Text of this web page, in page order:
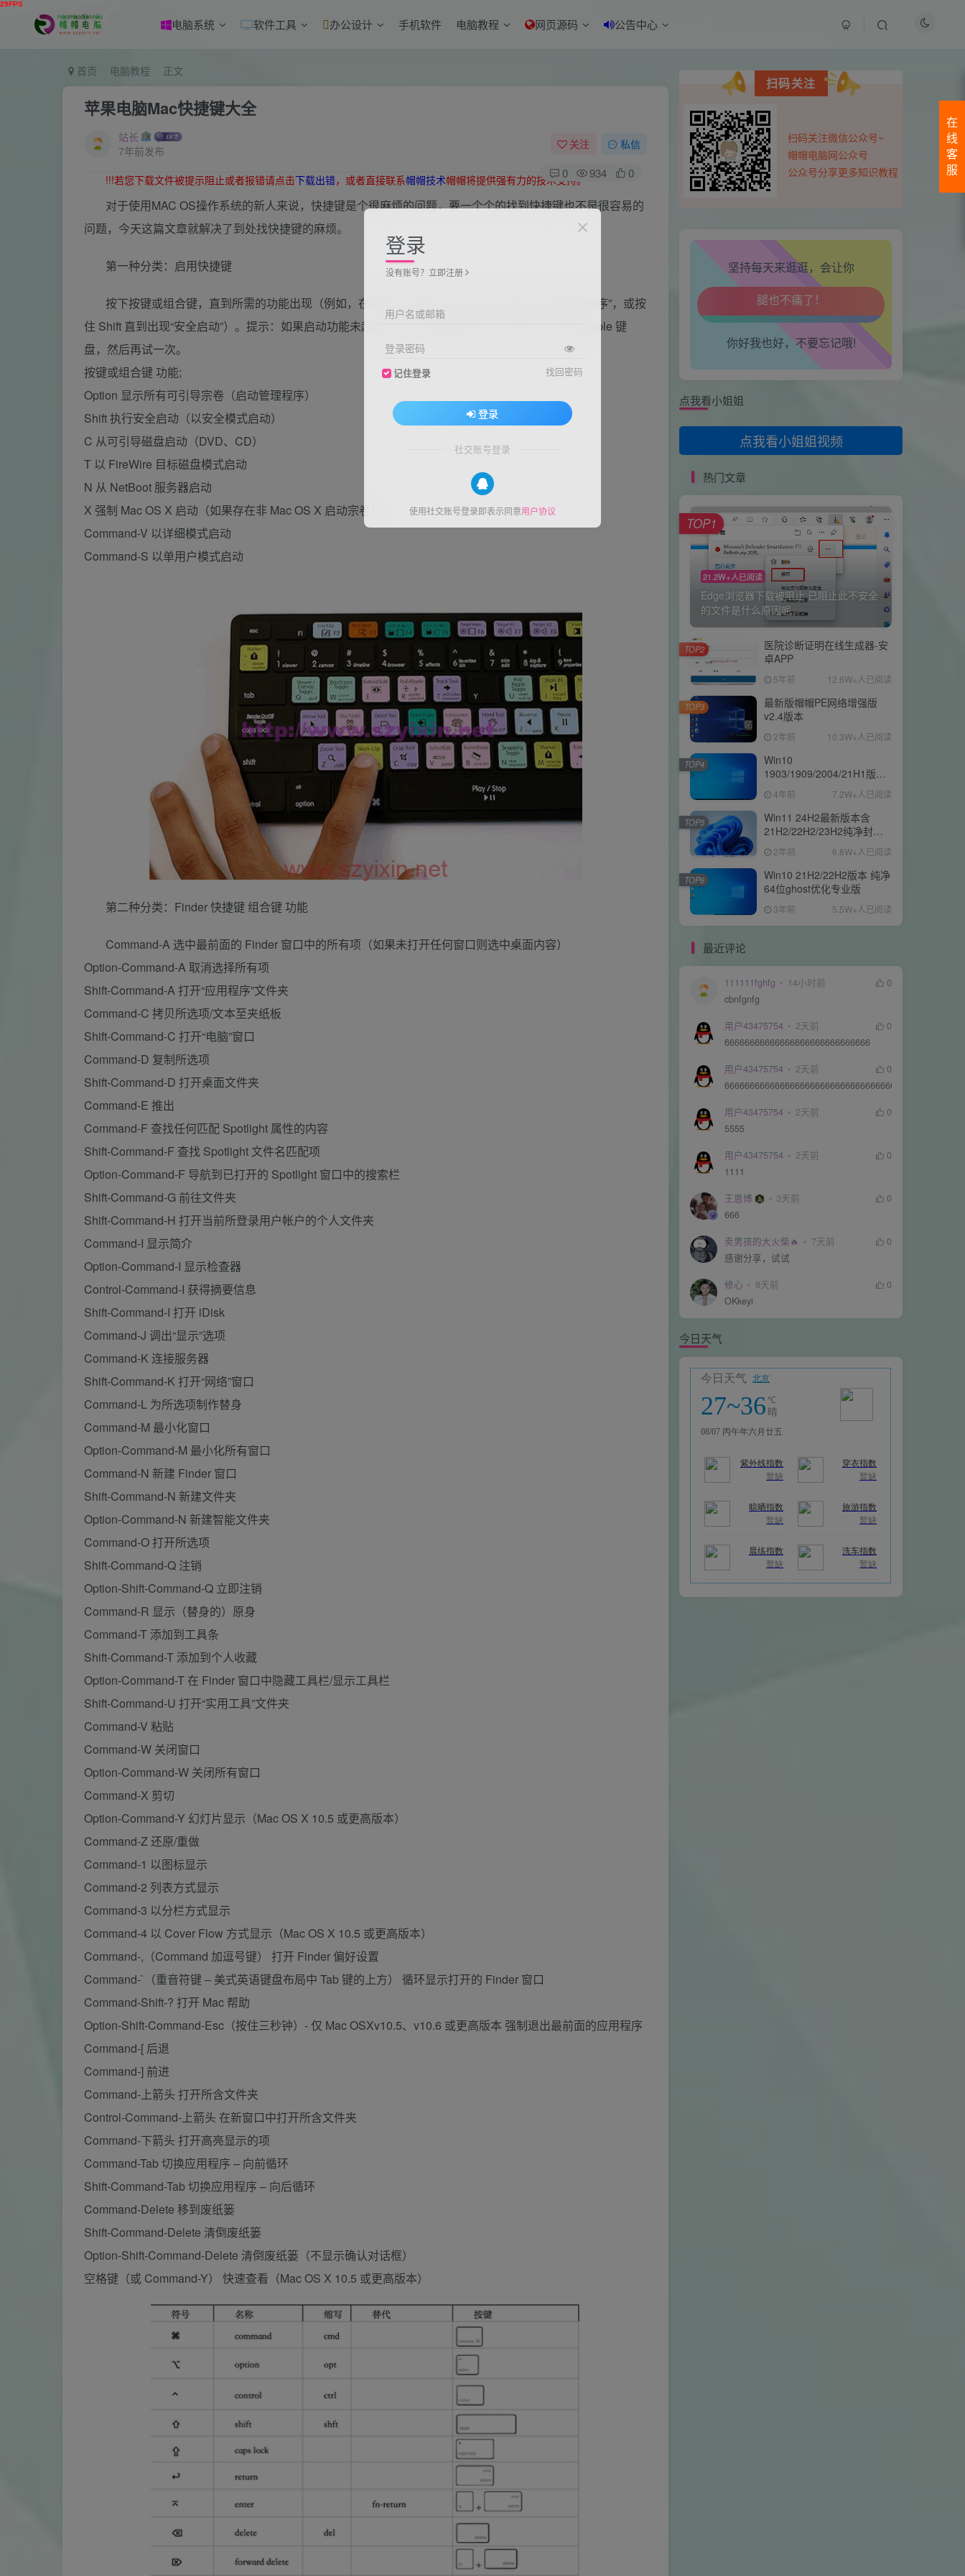
电脑系统 软件工具 办公设计 手机软件 电脑教程 网页源码 公告中心
首页 电脑教程 正文
苹果电脑Mac快捷键大全
站长
7年前发布
关注 私信
0 934 0
!!!若您下载文件被提示阻止或者报错请点击下载出错，或者直接联系帽帽技术帽帽将提供强有力的技术支持。
对于使用MAC OS操作系统的新人来说，快捷键是个很麻烦的问题，要一个个的找到快捷键也不是很容易的
问题，今天这篇文章就解决了到处找快捷键的麻烦。
第一种分类：启用快捷键
按下按键或组合键，直到所需的功能出现（例如，在启动过程中按住 Option 直到出现“启动管理程序”，或按
住 Shift 直到出现“安全启动”）。提示：如果启动功能未起作用，而您使用的是第三方键盘，请连接 Apple 键
盘，然后再试一次。
按键或组合键 功能;
Option 显示所有可引导宗卷（启动管理程序）
Shift 执行安全启动（以安全模式启动）
C 从可引导磁盘启动（DVD、CD）
T 以 FireWire 目标磁盘模式启动
N 从 NetBoot 服务器启动
X 强制 Mac OS X 启动（如果存在非 Mac OS X 启动宗卷）
Command-V 以详细模式启动
Command-S 以单用户模式启动
第二种分类：Finder 快捷键 组合键 功能
Command-A 选中最前面的 Finder 窗口中的所有项（如果未打开任何窗口则选中桌面内容）
Option-Command-A 取消选择所有项
Shift-Command-A 打开“应用程序”文件夹
Command-C 拷贝所选项/文本至夹纸板
Shift-Command-C 打开“电脑”窗口
Command-D 复制所选项
Shift-Command-D 打开桌面文件夹
Command-E 推出
Command-F 查找任何匹配 Spotlight 属性的内容
Shift-Command-F 查找 Spotlight 文件名匹配项
Option-Command-F 导航到已打开的 Spotlight 窗口中的搜索栏
Shift-Command-G 前往文件夹
Shift-Command-H 打开当前所登录用户帐户的个人文件夹
Command-I 显示简介
Option-Command-I 显示检查器
Control-Command-I 获得摘要信息
Shift-Command-I 打开 iDisk
Command-J 调出“显示”选项
Command-K 连接服务器
Shift-Command-K 打开“网络”窗口
Command-L 为所选项制作替身
Command-M 最小化窗口
Option-Command-M 最小化所有窗口
Command-N 新建 Finder 窗口
Shift-Command-N 新建文件夹
Option-Command-N 新建智能文件夹
Command-O 打开所选项
Shift-Command-Q 注销
Option-Shift-Command-Q 立即注销
Command-R 显示（替身的）原身
Command-T 添加到工具条
Shift-Command-T 添加到个人收藏
Option-Command-T 在 Finder 窗口中隐藏工具栏/显示工具栏
Shift-Command-U 打开“实用工具”文件夹
Command-V 粘贴
Command-W 关闭窗口
Option-Command-W 关闭所有窗口
Command-X 剪切
Option-Command-Y 幻灯片显示（Mac OS X 10.5 或更高版本）
Command-Z 还原/重做
Command-1 以图标显示
Command-2 列表方式显示
Command-3 以分栏方式显示
Command-4 以 Cover Flow 方式显示（Mac OS X 10.5 或更高版本）
Command-,（Command 加逗号键） 打开 Finder 偏好设置
Command-`（重音符键 – 美式英语键盘布局中 Tab 键的上方） 循环显示打开的 Finder 窗口
Command-Shift-? 打开 Mac 帮助
Option-Shift-Command-Esc（按住三秒钟）- 仅 Mac OSXv10.5、v10.6 或更高版本 强制退出最前面的应用程序
Command-[ 后退
Command-] 前进
Command-上箭头 打开所含文件夹
Control-Command-上箭头 在新窗口中打开所含文件夹
Command-下箭头 打开高亮显示的项
Command-Tab 切换应用程序 – 向前循环
Shift-Command-Tab 切换应用程序 – 向后循环
Command-Delete 移到废纸篓
Shift-Command-Delete 清倒废纸篓
Option-Shift-Command-Delete 清倒废纸篓（不显示确认对话框）
空格键（或 Command-Y） 快速查看（Mac OS X 10.5 或更高版本）
最近评论
cbnfgnfg
用户43475754 2天前
66666666666666666666666666666
用户43475754
用户43475754 2天前
王恩博 3天前
666
7天前
0
感谢分享，试试
修心
OKkeyi
扫码关注
扫码关注微信公众号~
帽帽电脑网公众号
公众号分享更多知识教程
坚持每天来逛逛，会让你
走路也有劲了！
腿也不痛了！
腰也不酸了！
工作也轻松了！
你好我也好，不要忘记哦!
点我看小姐姐
点我看小姐姐视频
热门文章
21.2W+人已阅读
Edge浏览器下载被阻止 已阻止此不安全
的文件是什么原因呢
TOP1
医院诊断证明在线生成器-安
卓APP
5年前 12.6W+人已阅读
TOP2
最新版帽帽PE网络增强版
v2.4版本
2年前 10.3W+人已阅读
TOP3
Win10
1903/1909/2004/21H1版本
纯净64位ghost专业版
4年前 7.2W+人已阅读
TOP4
Win11 24H2最新版本含
21H2/22H2/23H2纯净封装
优化64位ghost专业版
2年前 6.8W+人已阅读
TOP5
Win10 21H2/22H2版本 纯净
64位ghost优化专业版
3年前 5.5W+人已阅读
TOP6
最近评论
111111fghfg 14小时前
0
cbnfgnfg
用户43475754 2天前
0
66666666666666666666666666666
用户43475754 2天前
0
用户43475754 2天前
0
5555
用户43475754 2天前
0
1111
王恩博 3天前
0
666
卖男孩的大火柴🔥 7天前
0
感谢分享，试试
修心 8天前
0
OKkeyi
今日天气
在
线
客
服
登录
没有账号？立即注册
用户名或邮箱
登录密码
记住登录 找回密码
登录
社交账号登录
使用社交账号登录即表示同意用户协议